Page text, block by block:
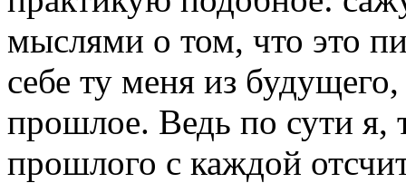
мыслями о том, что это
себе ту меня из
прошлое. Ведь по сути я,
прошлого с каждой